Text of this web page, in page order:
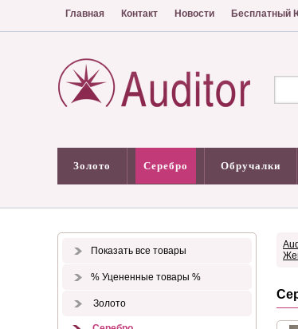
Главная Контакт Новости Бесплатный
Золото Серебро Обручалки
Показать все товары
% Уцененные товары %
Золото